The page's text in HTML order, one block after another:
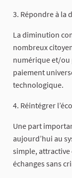
3. Répondre à la
La diminution
nombreux
numérique et/ou
paiement
technologique.
4. Réintégrer
Une part
aujourd’hui au
simple, attractive
échanges sans